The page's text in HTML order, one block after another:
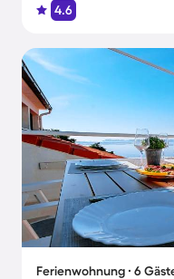
4.6
Ferienwohnung ∙ 6